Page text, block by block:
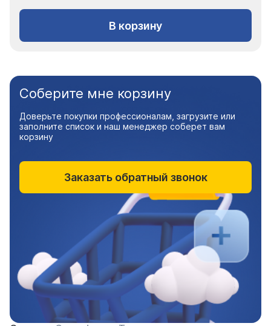
В корзину
Соберите мне корзину
Доверьте покупки профессионалам, загрузите или
заполните список и наш менеджер соберет вам
корзину
Заказать обратный звонок